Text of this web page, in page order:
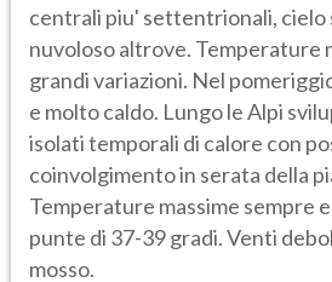
centrali piu' settentrionali, cielo
nuvoloso altrove. Temperature
grandi variazioni. Nel
e molto caldo. Lungo le Alpi
isolati temporali di calore con
coinvolgimento in serata della
Temperature massime sempre
punte di 37-39 gradi. Venti
mosso.